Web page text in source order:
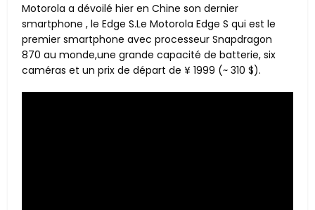
Motorola a dévoilé hier en Chine son dernier
smartphone , le Edge S.Le Motorola Edge S qui est le
premier smartphone avec processeur Snapdragon
870 au monde,une grande capacité de batterie, six
caméras et un prix de départ de ¥ 1999 (~ 310 $).